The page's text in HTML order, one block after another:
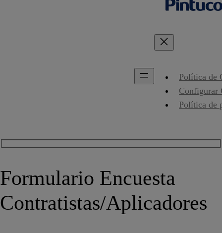
Política de
Configurar
Política de
Formulario Encuesta
Contratistas/Aplicadores